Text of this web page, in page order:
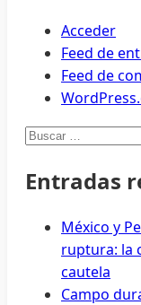
Acceder
Feed de
Feed de
Buscar:
Entradas
México y
ruptura: la
cautela
Campo